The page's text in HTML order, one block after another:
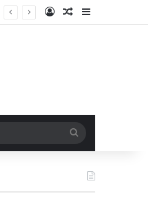
AccediUn articolo a
per